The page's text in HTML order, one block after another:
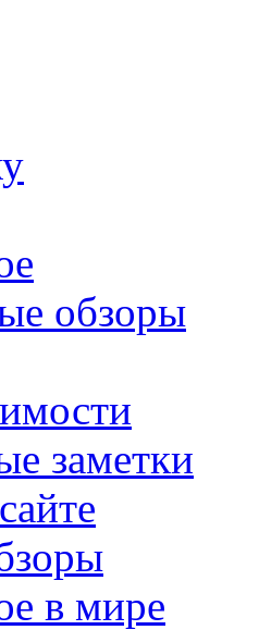
обзоры
заметки
в мире